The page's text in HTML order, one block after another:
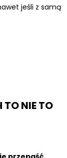
jeśli z samą
TO NIE TO